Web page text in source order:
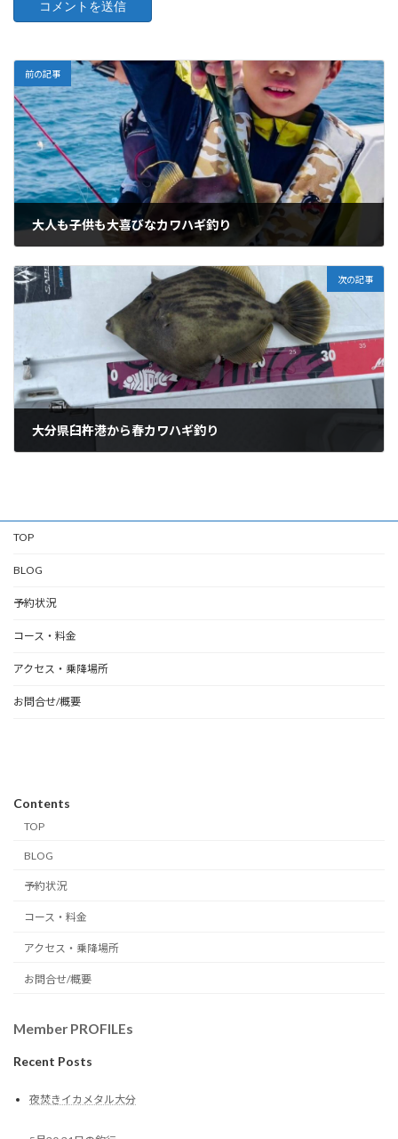
前の記事
大人も子供も大喜びなカワハギ釣り
次の記事
大分県臼杵港から春カワハギ釣り
TOP
BLOG
予約状況
コース・料金
アクセス・乗降場所
お問合せ/概要
Contents
TOP
BLOG
予約状況
コース・料金
アクセス・乗降場所
お問合せ/概要
Member PROFILEs
Recent Posts
夜焚きイカメタル大分